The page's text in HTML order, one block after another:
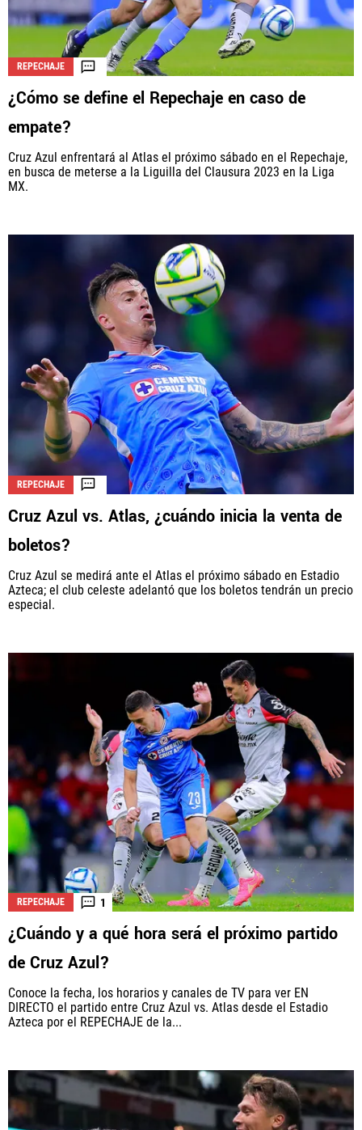
REPECHAJE
¿Cómo se define el Repechaje en caso de
empate?
Cruz Azul enfrentará al Atlas el próximo sábado en el Repechaje,
en busca de meterse a la Liguilla del Clausura 2023 en la Liga
MX.
REPECHAJE
Cruz Azul vs. Atlas, ¿cuándo inicia la venta de
boletos?
Cruz Azul se medirá ante el Atlas el próximo sábado en Estadio
Azteca; el club celeste adelantó que los boletos tendrán un precio
especial.
REPECHAJE 1
¿Cuándo y a qué hora será el próximo partido
de Cruz Azul?
Conoce la fecha, los horarios y canales de TV para ver EN
DIRECTO el partido entre Cruz Azul vs. Atlas desde el Estadio
Azteca por el REPECHAJE de la...